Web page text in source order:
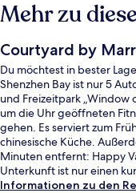
Mehr zu
Courtyard by
Du möchtest in bester
Shenzhen Bay ist nur 5
und Freizeitpark „Window
um die Uhr geöffneten
gehen. Es serviert zum
chinesische Küche.
Minuten entfernt: Happy
Unterkunft ist nur einen
Verkehrsmitteln entfernt:
Informationen zu den